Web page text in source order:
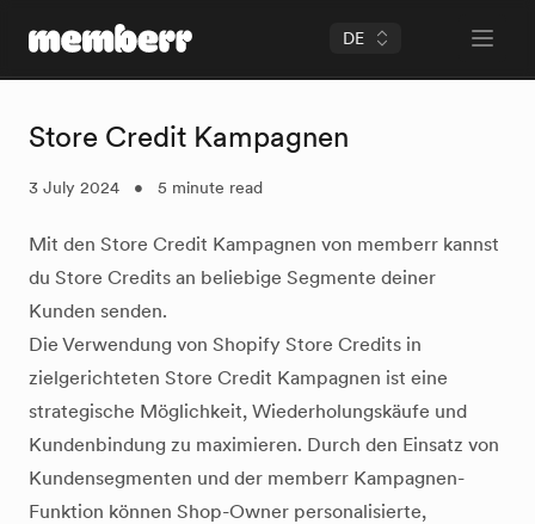
DE
Open
Store Credit Kampagnen
3 July 2024 • 5 minute read
Mit den Store Credit Kampagnen von memberr kannst
du Store Credits an beliebige Segmente deiner
Kunden senden.
Die Verwendung von Shopify Store Credits in
zielgerichteten Store Credit Kampagnen ist eine
strategische Möglichkeit, Wiederholungskäufe und
Kundenbindung zu maximieren. Durch den Einsatz von
Kundensegmenten und der memberr Kampagnen-
Funktion können Shop-Owner personalisierte,